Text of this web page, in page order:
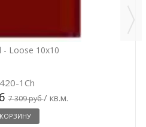
- Loose 10x10
1Ch
7 309 руб/ кв.м.